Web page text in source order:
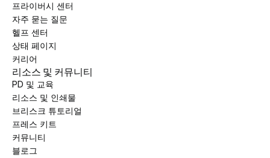
프라이버시 센터
자주 묻는 질문
헬프 센터
상태 페이지
커리어
리소스 및 커뮤니티
PD 및 교육
리소스 및 인쇄물
브리스크 튜토리얼
프레스 키트
커뮤니티
블로그